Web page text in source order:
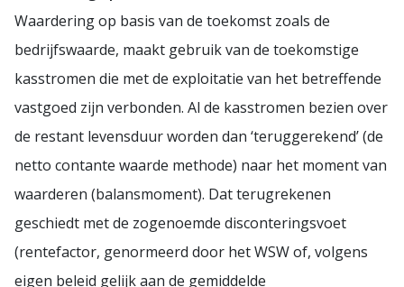
Waardering op basis van de toekomst zoals de
bedrijfswaarde, maakt gebruik van de toekomstige
kasstromen die met de exploitatie van het betreffende
vastgoed zijn verbonden. Al de kasstromen bezien over
de restant levensduur worden dan ‘teruggerekend’ (de
netto contante waarde methode) naar het moment van
waarderen (balansmoment). Dat terugrekenen
geschiedt met de zogenoemde disconteringsvoet
(rentefactor, genormeerd door het WSW of, volgens
eigen beleid gelijk aan de gemiddelde